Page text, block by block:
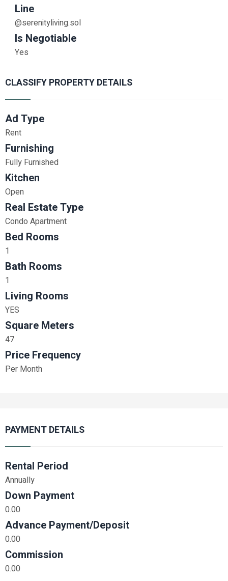
Line
@serenityliving.sol
Is Negotiable
Yes
CLASSIFY PROPERTY DETAILS
Ad Type
Rent
Furnishing
Fully Furnished
Kitchen
Open
Real Estate Type
Condo Apartment
Bed Rooms
1
Bath Rooms
1
Living Rooms
YES
Square Meters
47
Price Frequency
Per Month
PAYMENT DETAILS
Rental Period
Annually
Down Payment
0.00
Advance Payment/Deposit
0.00
Commission
0.00